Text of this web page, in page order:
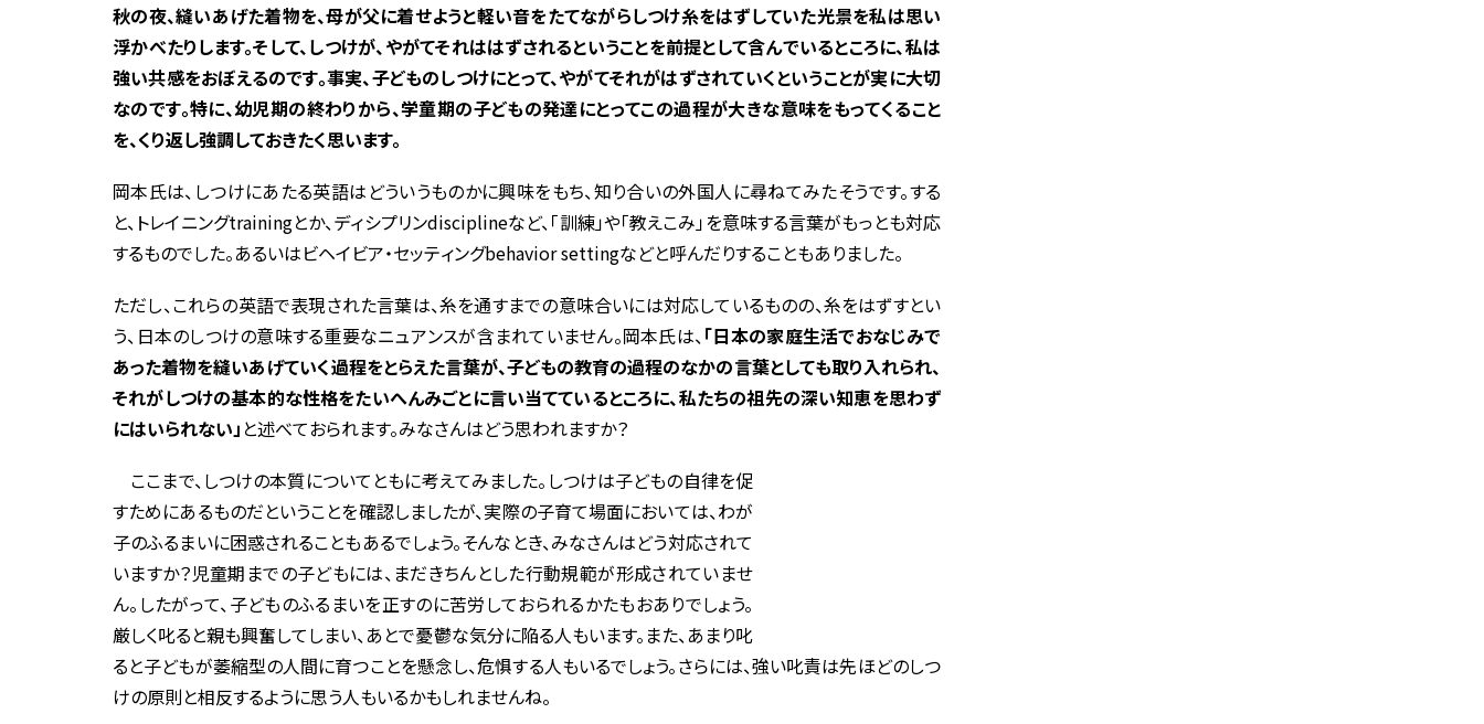
秋の夜、縫いあげた着物を、母が父に着せようと軽い音をたてながらしつけ糸をはずしていた光景を私は思い
浮かべたりします。そして、しつけが、やがてそれははずされるということを前提として含んでいるところに、私は
強い共感をおぼえるのです。事実、子どものしつけにとって、やがてそれがはずされていくということが実に大切
なのです。特に、幼児期の終わりから、学童期の子どもの発達にとってこの過程が大きな意味をもってくること
を、くり返し強調しておきたく思います。
岡本氏は、しつけにあたる英語はどういうものかに興味をもち、知り合いの外国人に尋ねてみたそうです。する
と、トレイニングtrainingとか、ディシプリンdisciplineなど、「訓練」や「教えこみ」を意味する言葉がもっとも対応
するものでした。あるいはビヘイビア・セッティングbehavior settingなどと呼んだりすることもありました。
ただし、これらの英語で表現された言葉は、糸を通すまでの意味合いには対応しているものの、糸をはずすとい
う、日本のしつけの意味する重要なニュアンスが含まれていません。岡本氏は、「日本の家庭生活でおなじみで
あった着物を縫いあげていく過程をとらえた言葉が、子どもの教育の過程のなかの言葉としても取り入れられ、
それがしつけの基本的な性格をたいへんみごとに言い当てているところに、私たちの祖先の深い知恵を思わず
にはいられない」 と述べておられます。みなさんはどう思われますか？
ここまで、しつけの本質についてともに考えてみました。しつけは子どもの自律を促
すためにあるものだということを確認しましたが、実際の子育て場面においては、わが
子のふるまいに困惑されることもあるでしょう。そんなとき、みなさんはどう対応されて
いますか？児童期までの子どもには、まだきちんとした行動規範が形成されていませ
ん。したがって、子どものふるまいを正すのに苦労しておられるかたもおありでしょう。
厳しく叱ると親も興奮してしまい、あとで憂鬱な気分に陥る人もいます。また、あまり叱
ると子どもが萎縮型の人間に育つことを懸念し、危惧する人もいるでしょう。さらには、強い叱責は先ほどのしつ
けの原則と相反するように思う人もいるかもしれませんね。